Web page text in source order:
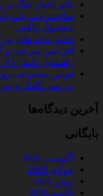
تأثیر اخبار جنگ
محصول واقعی
تحلیل داده‌ های بزرگ
افزایش سرعت و
راهنمای کامل ۲۰۲۶
هوش مصنوعی روی
بررسی کامل و به‌روز
آخرین دیدگاه‌ها
بایگانی
آگوست 2026
جولای 2026
ژوئن 2026
ژانویه 2026